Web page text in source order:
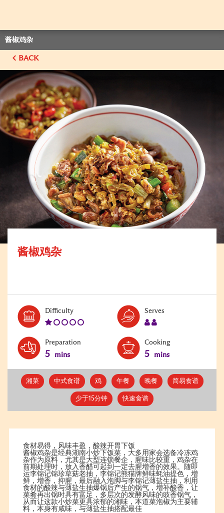
酱椒鸡杂
BACK
酱椒鸡杂
DifficultyLevel:
Serves
Preparation
5 mins
Cooking
5 mins
湘菜 中式食谱 鸡 午餐 晚餐 简易食谱
少于15分钟 快速食谱
食材易得，风味丰盈，酸辣开胃下饭
酱椒鸡杂是经典湖南小炒下饭菜，大多用家会选备冷冻鸡
杂作为原料，尤其是大型连锁餐企，腥味比较重，鸡杂在
前期处理时，放入香醋可起到一定去腥增香的效果。随即
运李锦记锦珍草菇老抽，李锦记熊猫牌鲜味蚝油提色，增
鲜，增香，抑腥，最后融入泡脚与李锦记薄盐生抽，利用
食材的酸辣与薄盐生抽爆锅后产生的锅气，增补酸香，让
菜肴再出锅时具有富足，多层次的发酵风味的豉香锅气，
从而让这款小炒菜更具浓郁的湘味，本道菜泡椒为主要辅
料，本身有咸味，与薄盐生抽搭配最佳